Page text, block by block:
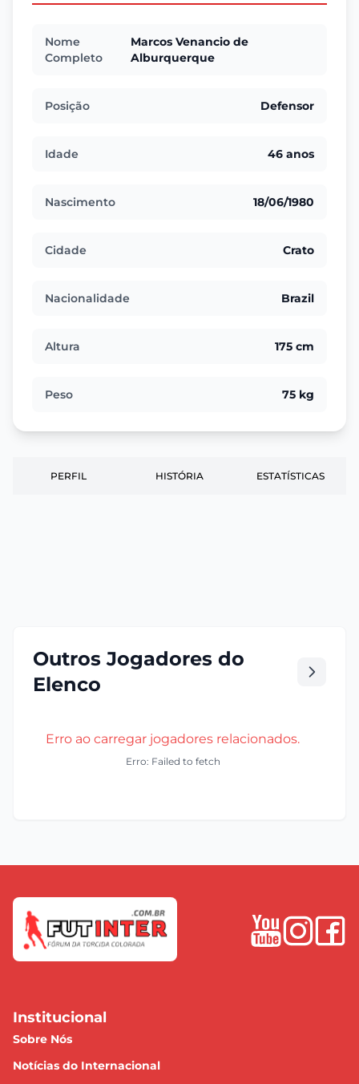
Nome
Completo
Marcos Venancio de
Alburquerque
Posição Defensor
Idade 46 anos
Nascimento 18/06/1980
Cidade Crato
Nacionalidade Brazil
Altura 175 cm
Peso 75 kg
PERFIL HISTÓRIA ESTATÍSTICAS
Outros Jogadores do
Elenco
Erro ao carregar jogadores relacionados.
Erro: Failed to fetch
Institucional
Sobre Nós
Notícias do Internacional